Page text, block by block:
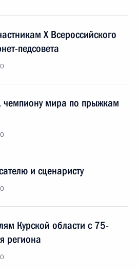
X Всероссийского
педсовета
чемпиону мира по прыжкам
и сценаристу
Курской области с 75-
региона